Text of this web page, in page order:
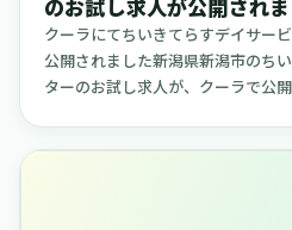
のお試し求人が公開され
クーラにてちいきてらすデイサー
公開されました新潟県新潟市のち
ターのお試し求人が、クーラで公